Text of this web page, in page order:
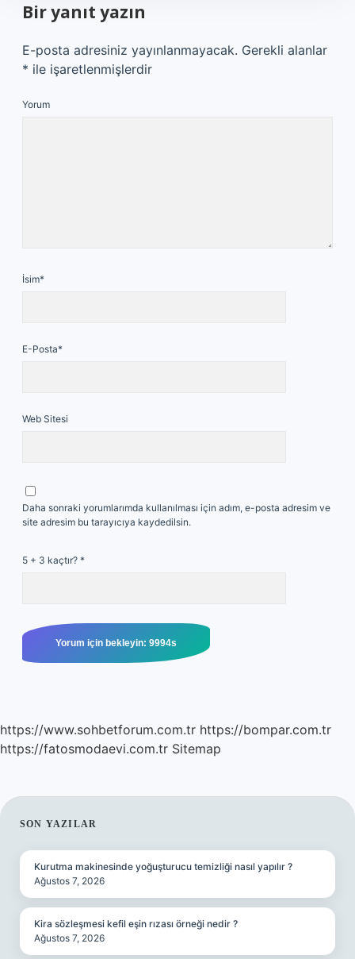
Bir yanıt yazın
E-posta adresiniz yayınlanmayacak. Gerekli alanlar
* ile işaretlenmişlerdir
Yorum
İsim*
E-Posta*
Web Sitesi
Daha sonraki yorumlarımda kullanılması için adım, e-posta adresim ve
site adresim bu tarayıcıya kaydedilsin.
5 + 3 kaçtır? *
https://www.sohbetforum.com.tr https://bompar.com.tr
https://fatosmodaevi.com.tr Sitemap
SIDEBAR
SON YAZILAR
Kurutma makinesinde yoğuşturucu temizliği nasıl yapılır ?
Ağustos 7, 2026
Kira sözleşmesi kefil eşin rızası örneği nedir ?
Ağustos 7, 2026